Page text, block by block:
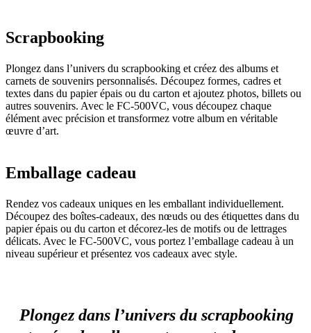
Scrapbooking
Plongez dans l’univers du scrapbooking et créez des albums et
carnets de souvenirs personnalisés. Découpez formes, cadres et
textes dans du papier épais ou du carton et ajoutez photos, billets ou
autres souvenirs. Avec le FC-500VC, vous découpez chaque
élément avec précision et transformez votre album en véritable
œuvre d’art.
Emballage cadeau
Rendez vos cadeaux uniques en les emballant individuellement.
Découpez des boîtes-cadeaux, des nœuds ou des étiquettes dans du
papier épais ou du carton et décorez-les de motifs ou de lettrages
délicats. Avec le FC-500VC, vous portez l’emballage cadeau à un
niveau supérieur et présentez vos cadeaux avec style.
Plongez dans l’univers du scrapbooking